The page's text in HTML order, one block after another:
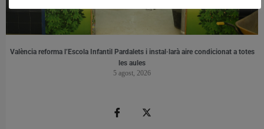
València reforma l’Escola Infantil Pardalets i instal·larà aire condicionat a totes
les aules
5 agost, 2026